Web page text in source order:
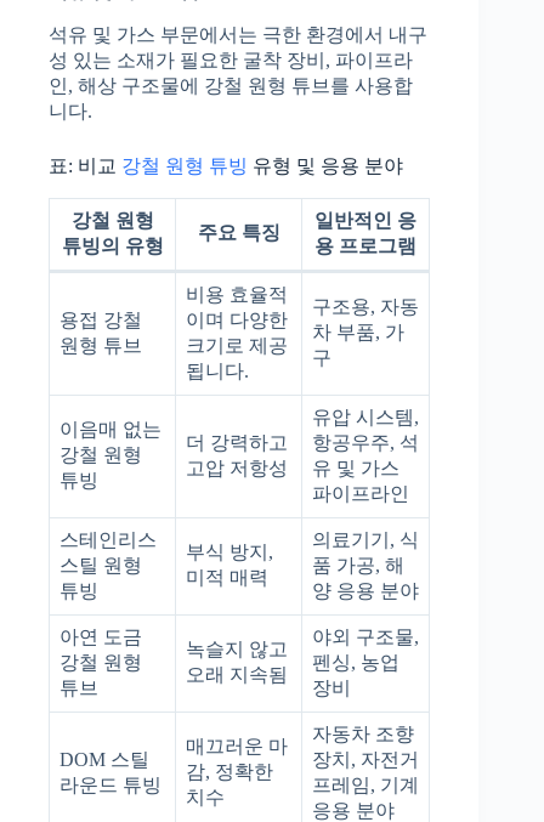
석유 및 가스 부문에서는 극한 환경에서 내구
성 있는 소재가 필요한 굴착 장비, 파이프라
인, 해상 구조물에 강철 원형 튜브를 사용합
니다.
표: 비교 강철 원형 튜빙 유형 및 응용 분야
강철 원형
튜빙의 유형
주요 특징
일반적인 응
용 프로그램
용접 강철
원형 튜브
비용 효율적
이며 다양한
크기로 제공
됩니다.
구조용, 자동
차 부품, 가
구
이음매 없는
강철 원형
튜빙
더 강력하고
고압 저항성
유압 시스템,
항공우주, 석
유 및 가스
파이프라인
스테인리스
스틸 원형
튜빙
부식 방지,
미적 매력
의료기기, 식
품 가공, 해
양 응용 분야
아연 도금
강철 원형
튜브
녹슬지 않고
오래 지속됨
야외 구조물,
펜싱, 농업
장비
DOM 스틸
라운드 튜빙
매끄러운 마
감, 정확한
치수
자동차 조향
장치, 자전거
프레임, 기계
응용 분야